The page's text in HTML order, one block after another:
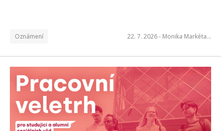
časopis Nature, patří také Vít Střítecký a Petr
Špelda z Katedry bezpečnostních studií IPS FSV
UK.
Oznámení 22. 7. 2026 - Monika Markéta…